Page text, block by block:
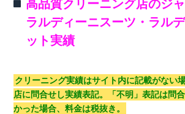
高品質クリーニング店のジ
ラルディーニスーツ・ラル
ット実績
クリーニング実績はサイト内に記載がない
店に問合せし実績表記。「不明」表記は問
かった場合、料金は税抜き。